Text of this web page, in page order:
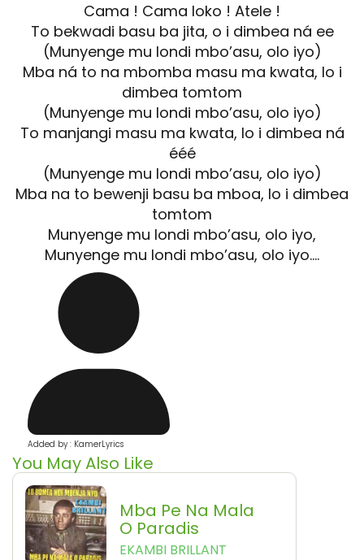
Cama ! Cama loko ! Atele !
To bekwadi basu ba jita, o i dimbea ná ee
(Munyenge mu londi mbo’asu, olo iyo)
Mba ná to na mbomba masu ma kwata, lo i
dimbea tomtom
(Munyenge mu londi mbo’asu, olo iyo)
To manjangi masu ma kwata, lo i dimbea ná
ééé
(Munyenge mu londi mbo’asu, olo iyo)
Mba na to bewenji basu ba mboa, lo i dimbea
tomtom
Munyenge mu londi mbo’asu, olo iyo,
Munyenge mu londi mbo’asu, olo iyo….
Added by : KamerLyrics
You May Also Like
Mba Pe Na Mala
O Paradis
EKAMBI BRILLANT